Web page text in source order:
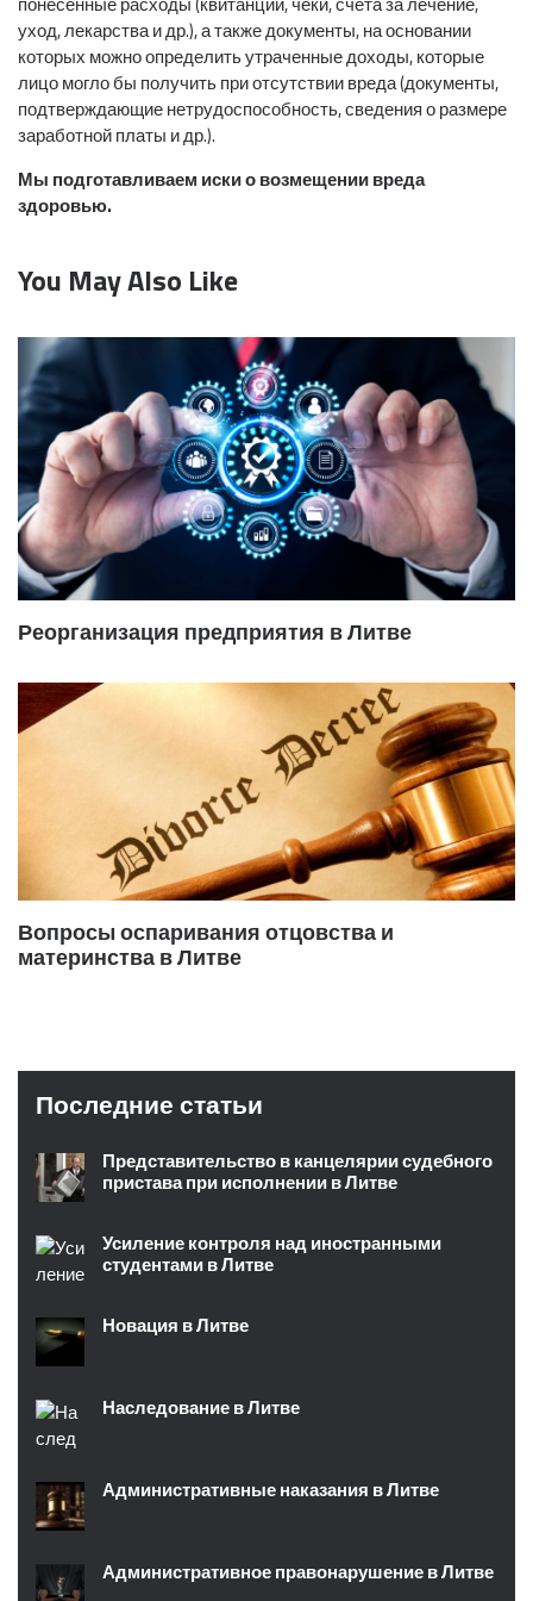
уход, лекарства и др.), а также документы, на основании
которых можно определить утраченные доходы, которые
лицо могло бы получить при отсутствии вреда (документы,
подтверждающие нетрудоспособность, сведения о размере
заработной платы и др.).
Мы подготавливаем иски о возмещении вреда
здоровью.
You May Also Like
Реорганизация предприятия в Литве
Вопросы оспаривания отцовства и
материнства в Литве
Последние статьи
Представительство в канцелярии судебного
пристава при исполнении в Литве
Усиление контроля над иностранными
студентами в Литве
Новация в Литве
Наследование в Литве
Административные наказания в Литве
Административное правонарушение в Литве